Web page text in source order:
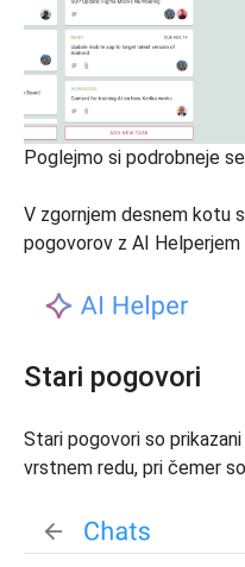
Poglejmo si podrobneje
V zgornjem desnem kotu
pogovorov z AI
Stari pogovori
Stari pogovori so
vrstnem redu, pri čemer